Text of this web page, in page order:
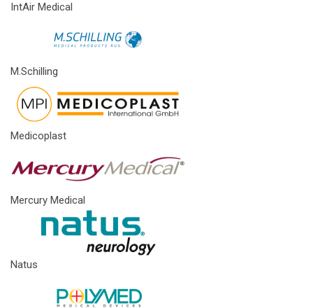
IntAir Medical
M.Schilling
Medicoplast
Mercury Medical
Natus